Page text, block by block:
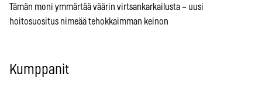
Tämän moni ymmärtää väärin virtsankarkailusta – uusi
hoitosuositus nimeää tehokkaimman keinon
Kumppanit